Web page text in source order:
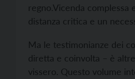
regno.Vicenda complessa
distanza critica e un
Ma le testimonianze dei
diretta e coinvolta – è
vissero. Questo volume